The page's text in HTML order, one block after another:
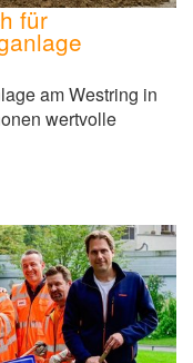
für
am Westring in
wertvolle